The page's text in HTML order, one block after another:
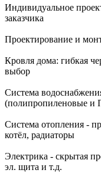
Индивидуальное
заказчика
Проектирование и
Кровля дома: гибкая
выбор
Система
(полипропиленовые
Система отопления -
котёл, радиаторы
Электрика - скрытая
эл. щита и т.д.